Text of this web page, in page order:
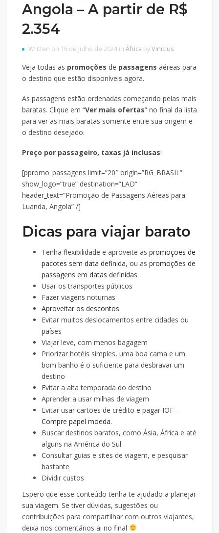
Angola – A partir de R$
2.354
Written on 16 de julho de 2024 in África byVinicius
Veja todas as promoções de passagens aéreas para
o destino que estão disponíveis agora.
As passagens estão ordenadas começando pelas mais
baratas. Clique em “Ver mais ofertas” no final da lista
para ver as mais baratas somente entre sua origem e
o destino desejado.
Preço por passageiro, taxas já inclusas!
[ppromo_passagens limit=”20″ origin=”RG_BRASIL”
show_logo=”true” destination=”LAD”
header_text=”Promoção de Passagens Aéreas para
Luanda, Angola” /]
Dicas para viajar barato
Tenha flexibilidade e aproveite as promoções de
pacotes sem data definida, ou as promoções de
passagens em datas definidas.
Usar os transportes públicos
Fazer viagens noturnas
Aproveitar os descontos
Evitar muitos deslocamentos entre cidades ou
países
Viajar leve, com menos bagagem
Priorizar hotéis simples, uma boa cama e um
bom banho é o suficiente para desbravar um
destino
Evitar a alta temporada do destino
Aprender a usar milhas de viagem
Evitar usar cartões de crédito e pagar IOF –
Compre papel moeda.
Buscar destinos baratos, como Ásia, África e até
alguns na América do Sul.
Consultar guias e sites de viagem, e pesquisar
bastante
Dividir custos
Espero que esse conteúdo tenha te ajudado a planejar
sua viagem. Se tiver dúvidas, sugestões ou
contribuições para compartilhar com outros viajantes,
deixa nos comentários ai no final